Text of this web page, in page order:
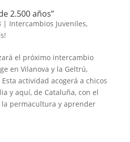
2.500 años”
| Intercambios Juveniles,
el próximo intercambio
en Vilanova y la Geltrú,
actividad acogerá a chicos
y aquí, de Cataluña, con el
permacultura y aprender